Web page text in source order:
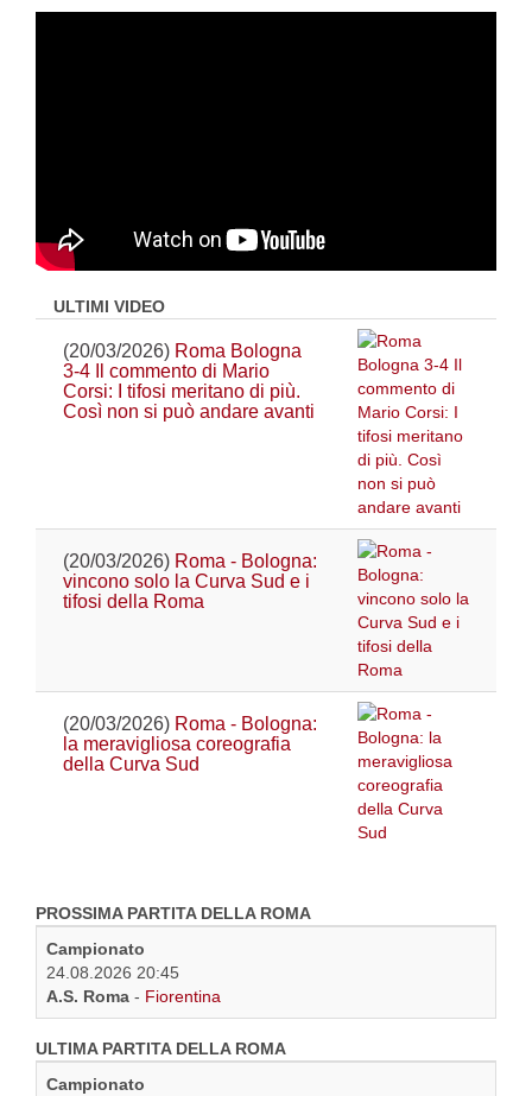
ULTIMI VIDEO
(20/03/2026) Roma Bologna
3-4 Il commento di Mario
Corsi: I tifosi meritano di più.
Così non si può andare avanti
(20/03/2026) Roma - Bologna:
vincono solo la Curva Sud e i
tifosi della Roma
(20/03/2026) Roma - Bologna:
la meravigliosa coreografia
della Curva Sud
PROSSIMA PARTITA DELLA ROMA
Campionato
24.08.2026 20:45
A.S. Roma - Fiorentina
ULTIMA PARTITA DELLA ROMA
Campionato